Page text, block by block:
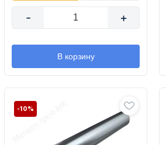
- +
В корзину
-10%